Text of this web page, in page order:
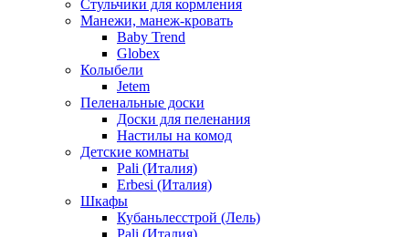
Стульчики для кормления
Манежи, манеж-кровать
Baby Trend
Globex
Колыбели
Jetem
Пеленальные доски
Доски для пеленания
Настилы на комод
Детские комнаты
Pali (Италия)
Erbesi (Италия)
Шкафы
Кубаньлесстрой (Лель)
Pali (Италия)